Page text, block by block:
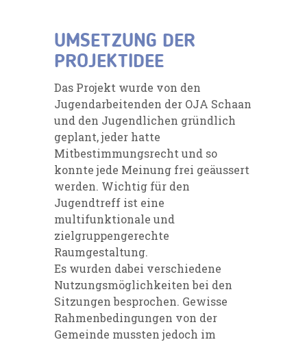
UMSETZUNG DER
PROJEKTIDEE
Das Projekt wurde von den
Jugendarbeitenden der OJA Schaan
und den Jugendlichen gründlich
geplant, jeder hatte
Mitbestimmungsrecht und so
konnte jede Meinung frei geäussert
werden. Wichtig für den
Jugendtreff ist eine
multifunktionale und
zielgruppengerechte
Raumgestaltung.
Es wurden dabei verschiedene
Nutzungsmöglichkeiten bei den
Sitzungen besprochen. Gewisse
Rahmenbedingungen von der
Gemeinde mussten jedoch im